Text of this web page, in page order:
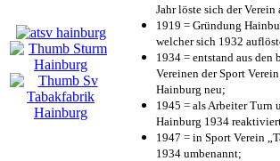
Jahr löste sich der Verein
1919 = Gründung
welcher sich 1932
1934 = entstand aus den
Vereinen der Sport
Hainburg neu;
1945 = als Arbeiter Turn
Hainburg 1934
1947 = in Sport Verein
1934 umbenannt;